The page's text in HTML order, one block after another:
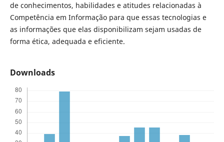
de conhecimentos, habilidades e atitudes relacionadas à
Competência em Informação para que essas tecnologias e
as informações que elas disponibilizam sejam usadas de
forma ética, adequada e eficiente.
Downloads